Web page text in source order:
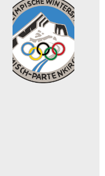
dr. Bikár Deján
Szilveszter
Peregrin